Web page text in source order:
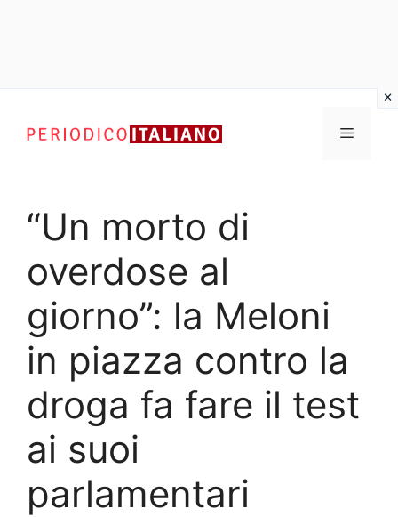
contenuto
Menu
“Un morto di
overdose al
giorno”: la Meloni
in piazza contro la
droga fa fare il test
ai suoi
parlamentari